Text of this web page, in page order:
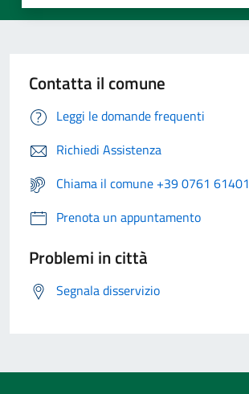
Contatta il comune
Leggi le domande frequenti
Richiedi Assistenza
Chiama il comune +39 0761 61401
Prenota un appuntamento
Problemi in città
Segnala disservizio